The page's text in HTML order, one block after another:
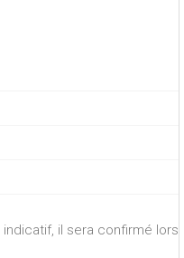
il sera confirmé